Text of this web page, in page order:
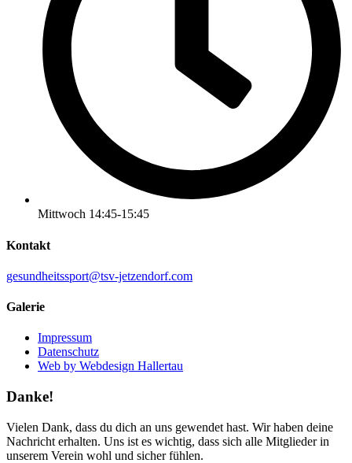
Mittwoch 14:45-15:45
Kontakt
gesundheitssport@tsv-jetzendorf.com
Galerie
Impressum
Datenschutz
Web by Webdesign Hallertau
Danke!
Vielen Dank, dass du dich an uns gewendet hast. Wir haben deine
Nachricht erhalten. Uns ist es wichtig, dass sich alle Mitglieder in
unserem Verein wohl und sicher fühlen.